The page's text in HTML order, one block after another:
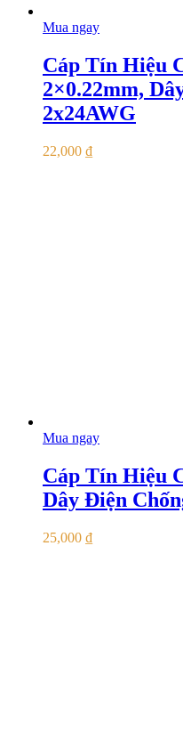
Mua ngay
Cáp Tín Hiệu
2×0.22mm,
2x24AWG
22,000 ₫
Mua ngay
Cáp Tín Hiệu
Dây Điện
25,000 ₫